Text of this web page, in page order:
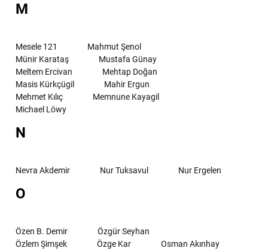
M
Mesele 121
Mahmut Şenol
Münir Karataş
Mustafa Günay
Meltem Ercivan
Mehtap Doğan
Masis Kürkçügil
Mahir Ergun
Mehmet Kılıç
Memnune Kayagil
Michael Löwy
N
Nevra Akdemir Nur Tuksavul Nur Ergelen
O
Özen B. Demir
Özgür Seyhan
Özlem Şimşek
Özge Kar
Osman Akınhay